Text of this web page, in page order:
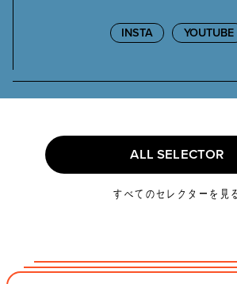
INSTA YOUTUBE
ALL SELECTOR
ALL SELECTOR
すべてのセレクターを見